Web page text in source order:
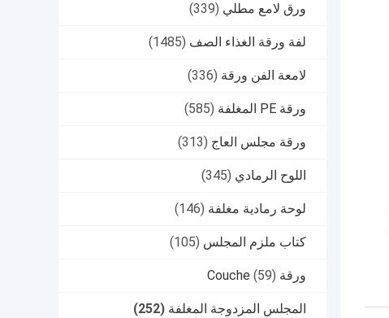
ورق لامع مطلي (339)
لفة ورقة الغذاء الصف (1485)
لامعة الفن ورقة (336)
ورقة PE المغلفة (585)
ورقة مجلس العاج (313)
اللوح الرمادي (345)
لوحة رمادية مغلفة (146)
كتاب ملزم المجلس (105)
ورقة Couche (59)
المجلس المزدوجة المغلفة (252)